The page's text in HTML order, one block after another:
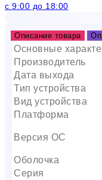
с 9:00 до 18:00
Описание товара
Основные
Производитель
Дата выхода
Тип устройства
Вид устройства
Платформа
Версия ОС
Оболочка
Серия